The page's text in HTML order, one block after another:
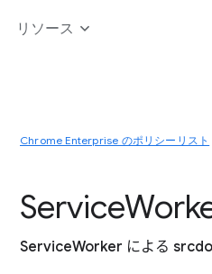
リソース
Chrome Enterprise のポリシーリスト
Service
ServiceWorker による